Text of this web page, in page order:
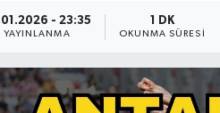
- 23:35
YAYINLANMA
1 DK
OKUNMA SÜRESI